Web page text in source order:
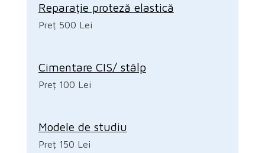
Reparație proteză elastică
Preț 500 Lei
Cimentare CIS/ stâlp
Preț 100 Lei
Modele de studiu
Preț 150 Lei